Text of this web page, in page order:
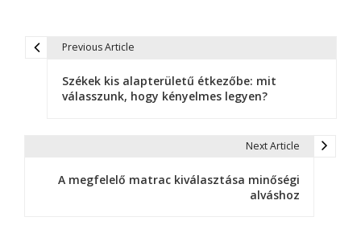
Previous Article
Székek kis alapterületű étkezőbe: mit
válasszunk, hogy kényelmes legyen?
Next Article
A megfelelő matrac kiválasztása minőségi
alváshoz